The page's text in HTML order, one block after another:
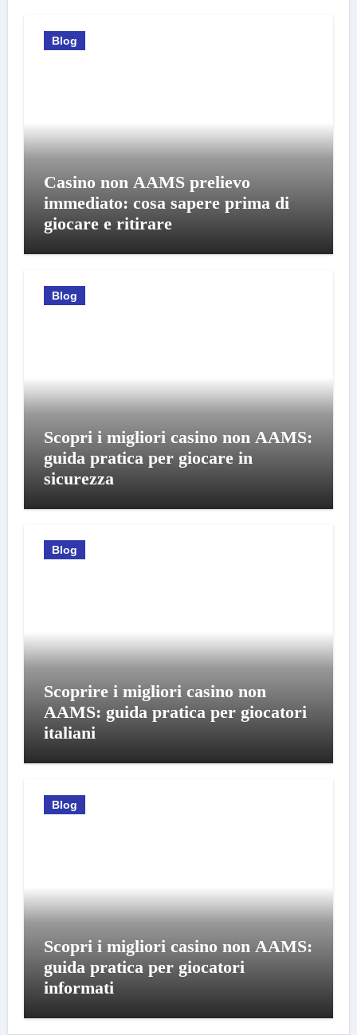
Blog
Casino non AAMS prelievo
immediato: cosa sapere prima di
giocare e ritirare
Blog
Scopri i migliori casino non AAMS:
guida pratica per giocare in
sicurezza
Blog
Scoprire i migliori casino non
AAMS: guida pratica per giocatori
italiani
Blog
Scopri i migliori casino non AAMS:
guida pratica per giocatori
informati